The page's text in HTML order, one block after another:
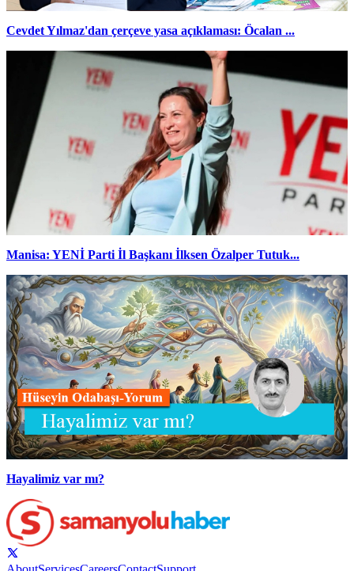
Cevdet Yılmaz'dan çerçeve yasa açıklaması: Öcalan ...
Manisa: YENİ Parti İl Başkanı İlksen Özalper Tutuk...
Hayalimiz var mı?